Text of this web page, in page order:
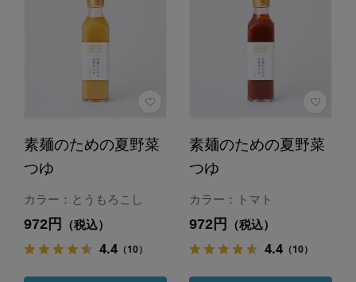
素麺のための夏野菜
つゆ
カラー：とうもろこし
972円 （税込）
4.4（10）
素麺のための夏野菜
つゆ
カラー：トマト
972円 （税込）
4.4（10）